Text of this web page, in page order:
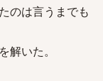
のは言うまでも
解いた。